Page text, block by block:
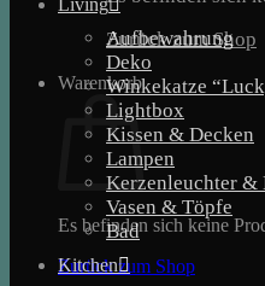
Zurück zum Shop
Warenkorb
Es befinden sich keine
Zurück zum Shop
Living
Aufbewahrung
Deko
Winkekatze
Lightbox
Kissen & Decken
Lampen
Kerzenleuchter &
Vasen & Töpfe
Bad
Kitchen